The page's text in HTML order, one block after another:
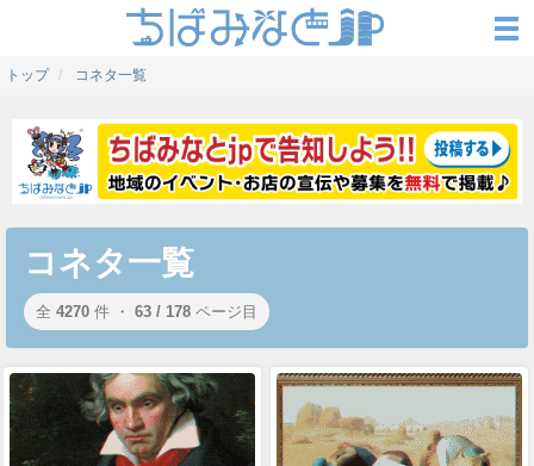
トップ コネタ一覧
コネタ一覧
全 4270 件 ・ 63 / 178 ページ目